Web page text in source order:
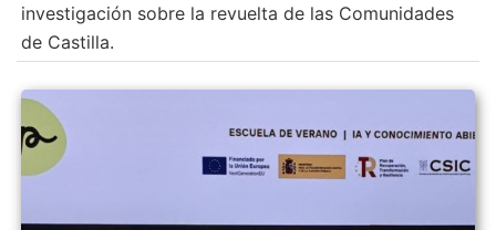
investigación sobre la revuelta de las Comunidades
de Castilla.